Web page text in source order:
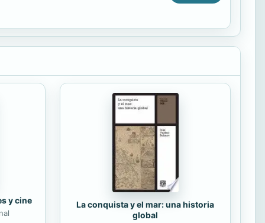
y cine
La conquista y el mar: una historia
global